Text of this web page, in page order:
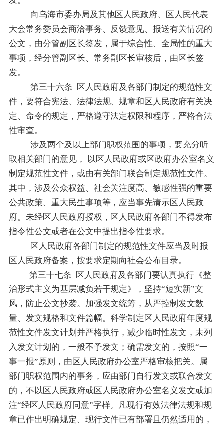
向乌海市委办局及其他区人民政府、区人民代表
大会常务委员会商洽事务、反馈意见、报送有关情况的
公文，由分管副区长签发，属于综合性、全局性的重大
事项，经分管副区长、常务副区长审核后，由区长签
发。
第三十六条
区人民政府及各部门制定的规范性文
件，要符合宪法、 法律法规、规章和区人民政府有关决
定、命令的规定，严格遵守法定权限和程序，严格合法
性审查。
涉及两个及以上部门职权范围的事项，要充分听
取相关部门的意见，
以区人民政府或区政府办公室名义
制定规范性文件，或由有关部门联合制定规范性文件。
其中，涉及公众权益、社会关注度高、敏感性强的重要
公共政策、重大民生事项等，应当事先请示区人民政
府。未经区人民政府授权，区人民政府各部门不得发布
指令性公文或者在公文中提出指令性要求。
区人民政府各部门制定的规范性文件应当及时报
区人民政府备案，按要求定期向社会公布目录。
第三十七条
区人民政府及各部门要认真执行《整
治形式主义为基层减负若干规定》，坚持“短实新”文
风，防止公文抄袭。加强发文统筹，从严控制发文数
量、发文规格和文件篇幅。科学制定区人民政府年度规
范性文件发文计划并严格执行，减少临时性发文，未列
入发文计划的，一般不予发文；确需发文的，按照“一
事一报”原则，由区人民政府办公室严格审核把关。属
部门职权范围内的事务，应由部门自行发文或联合发文
的，不以区人民政府或区人民政府办公室名义发文或加
注“经区人民政府同意”字样。凡现行有效法律法规和规
章已作出明确规定、现行文件已有部署且仍然适用的，